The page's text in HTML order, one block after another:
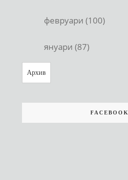
февруари (100)
януари (87)
Архив
FACEBOOK